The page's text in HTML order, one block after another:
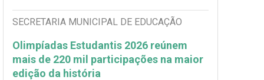
SECRETARIA MUNICIPAL DE EDUCAÇÃO
Olimpíadas Estudantis 2026 reúnem
mais de 220 mil participações na maior
edição da história